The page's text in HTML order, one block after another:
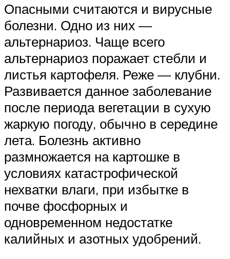
Опасными считаются и вирусные
болезни. Одно из них —
альтернариоз. Чаще всего
альтернариоз поражает стебли и
листья картофеля. Реже — клубни.
Развивается данное заболевание
после периода вегетации в сухую
жаркую погоду, обычно в середине
лета. Болезнь активно
размножается на картошке в
условиях катастрофической
нехватки влаги, при избытке в
почве фосфорных и
одновременном недостатке
калийных и азотных удобрений.